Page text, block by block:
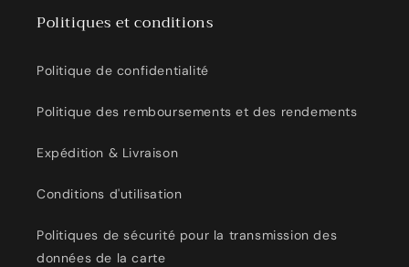
Politiques et conditions
Politique de confidentialité
Politique des remboursements et des rendements
Expédition & Livraison
Conditions d'utilisation
Politiques de sécurité pour la transmission des
données de la carte